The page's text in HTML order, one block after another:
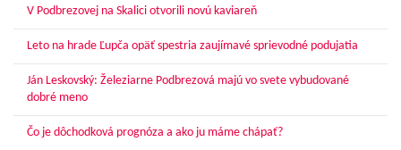
V Podbrezovej na Skalici otvorili novú kaviareň
Leto na hrade Ľupča opäť spestria zaujímavé sprievodné podujatia
Ján Leskovský: Železiarne Podbrezová majú vo svete vybudované
dobré meno
Čo je dôchodková prognóza a ako ju máme chápať?